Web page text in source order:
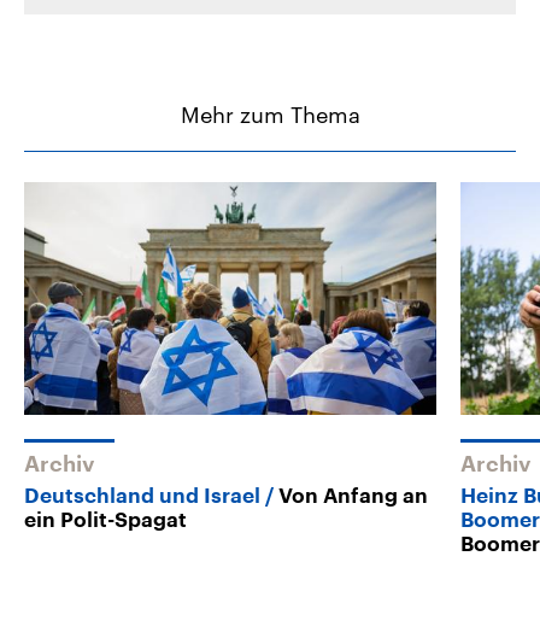
Mehr zum Thema
Archiv
Deutschland und Israel
Von Anfang an
ein Polit-Spagat
Archiv
Heinz